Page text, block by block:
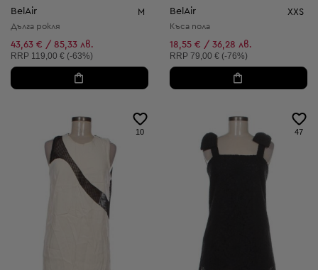
BelAir M
Дълга рокля
43,63 € / 85,33 лв.
Препоръчителна цена:
RRP 119,00 € (-63%)
BelAir XXS
Къса пола
18,55 € / 36,28 лв.
Препоръчителна цена:
RRP 79,00 € (-76%)
10 47